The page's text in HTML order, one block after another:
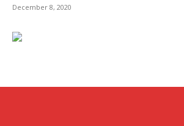
December 8, 2020